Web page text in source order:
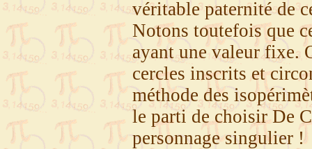
véritable paternité de
Notons toutefois que
ayant une valeur fixe.
cercles inscrits et
méthode des
le parti de choisir De
personnage singulier !